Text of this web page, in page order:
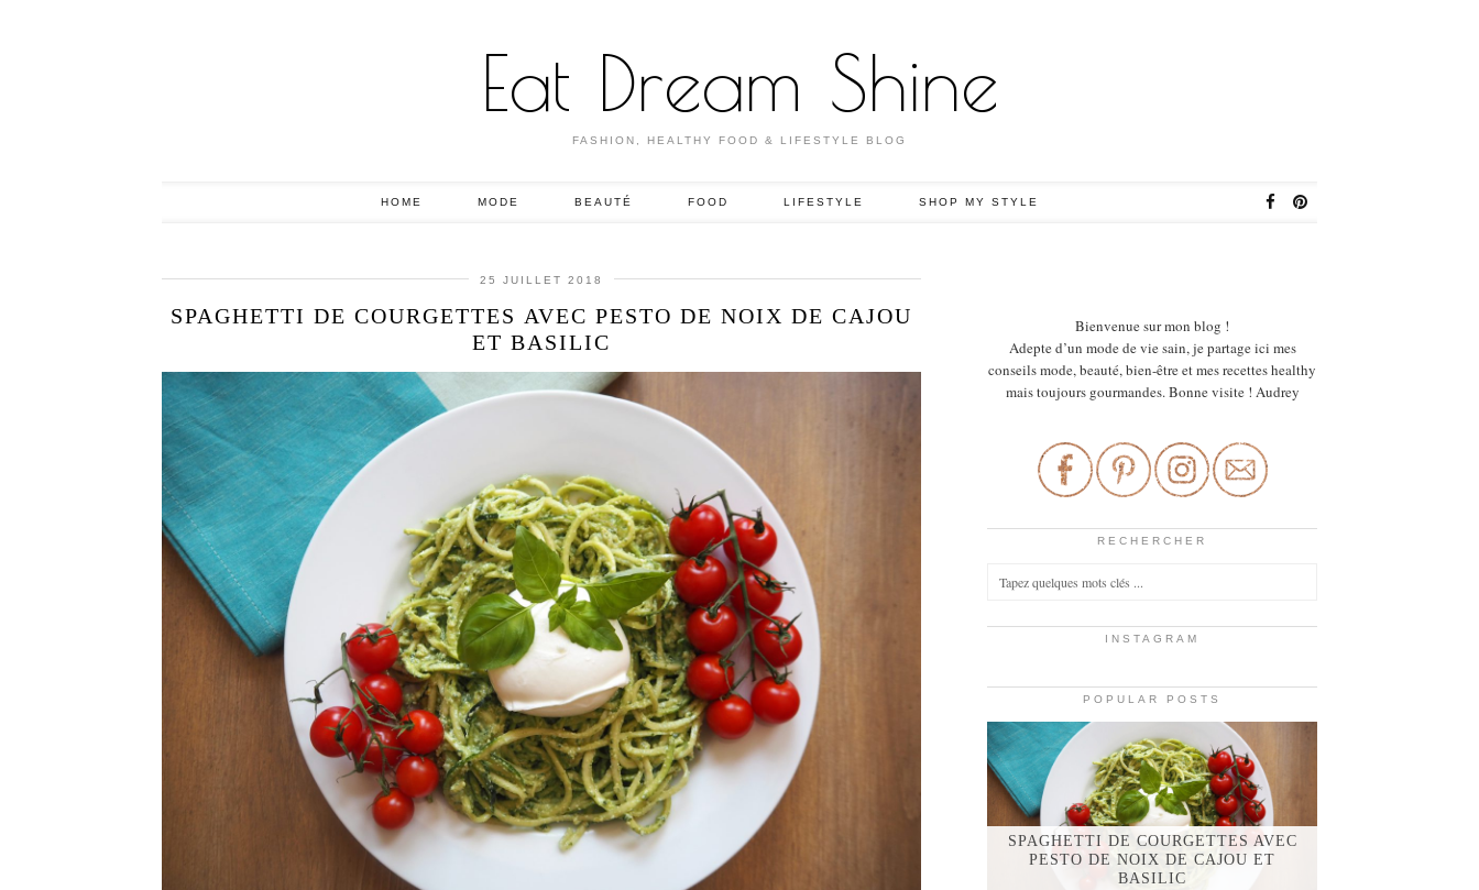
Eat Dream Shine
FASHION, HEALTHY FOOD & LIFESTYLE BLOG
HOME MODE BEAUTÉ FOOD LIFESTYLE SHOP MY STYLE
25 JUILLET 2018
SPAGHETTI DE COURGETTES AVEC PESTO DE NOIX DE CAJOU
ET BASILIC
Bienvenue sur mon blog !
Adepte d’un mode de vie sain, je partage ici mes
conseils mode, beauté, bien-être et mes recettes healthy
mais toujours gourmandes. Bonne visite ! Audrey
RECHERCHER
INSTAGRAM
POPULAR POSTS
SPAGHETTI DE COURGETTES AVEC
PESTO DE NOIX DE CAJOU ET
BASILIC